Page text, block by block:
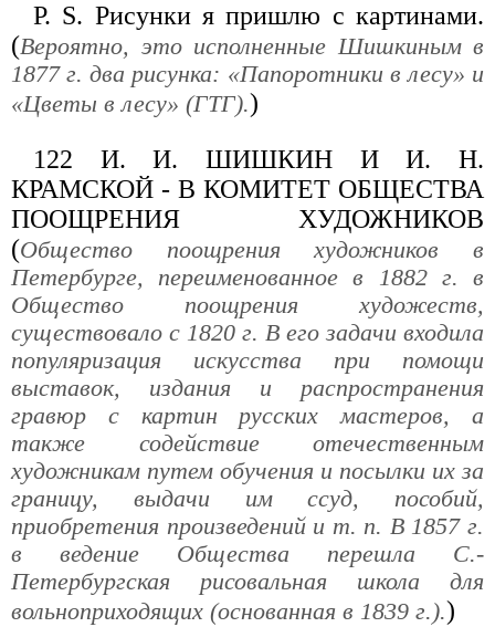
Р. S. Рисунки я пришлю с картинами.
(Вероятно, это исполненные Шишкиным в
1877 г. два рисунка: «Папоротники в лесу» и
«Цветы в лесу» (ГТГ).)
122 И. И. ШИШКИН И И. Н.
КРАМСКОЙ - В КОМИТЕТ ОБЩЕСТВА
ПООЩРЕНИЯ ХУДОЖНИКОВ
(Общество поощрения художников в
Петербурге, переименованное в 1882 г. в
Общество поощрения художеств,
существовало с 1820 г. В его задачи входила
популяризация искусства при помощи
выставок, издания и распространения
гравюр с картин русских мастеров, а
также содействие отечественным
художникам путем обучения и посылки их за
границу, выдачи им ссуд, пособий,
приобретения произведений и т. п. В 1857 г.
в ведение Общества перешла С.-
Петербургская рисовальная школа для
вольноприходящих (основанная в 1839 г.).)